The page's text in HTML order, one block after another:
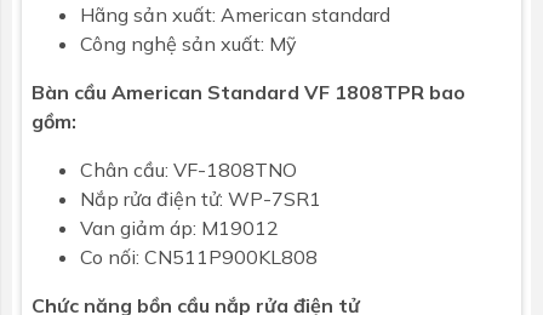
Hãng sản xuất: American standard
Công nghệ sản xuất: Mỹ
Bàn cầu American Standard VF 1808TPR bao
gồm:
Chân cầu: VF-1808TNO
Nắp rửa điện tử: WP-7SR1
Van giảm áp: M19012
Co nối: CN511P900KL808
Chức năng bồn cầu nắp rửa điện tử